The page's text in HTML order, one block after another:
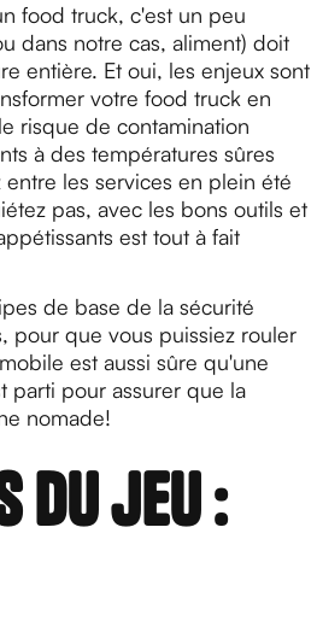
food truck, c'est un peu
dans notre cas, aliment) doit
entière. Et oui, les enjeux sont
votre food truck en
risque de contamination
à des températures sûres
les services en plein été
pas, avec les bons outils et
est tout à fait
de base de la sécurité
pour que vous puissiez rouler
est aussi sûre qu'une
parti pour assurer que la
nomade!
du jeu :